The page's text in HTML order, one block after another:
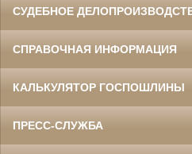
СУДЕБНОЕ
СПРАВОЧНАЯ ИНФОРМАЦИЯ
КАЛЬКУЛЯТОР ГОСПОШЛИНЫ
ПРЕСС-СЛУЖБА